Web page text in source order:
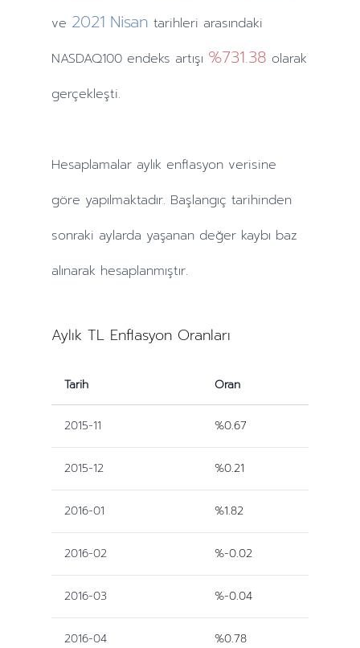
ve 2021 Nisan tarihleri arasındaki
NASDAQ100 endeks artışı %731.38 olarak
gerçekleşti.
Hesaplamalar aylık enflasyon verisine
göre yapılmaktadır. Başlangıç tarihinden
sonraki aylarda yaşanan değer kaybı baz
alınarak hesaplanmıştır.
Aylık TL Enflasyon Oranları
Tarih Oran
2015-11 %0.67
2015-12 %0.21
2016-01 %1.82
2016-02 %-0.02
2016-03 %-0.04
2016-04 %0.78